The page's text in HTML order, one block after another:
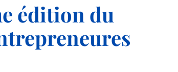
édition du